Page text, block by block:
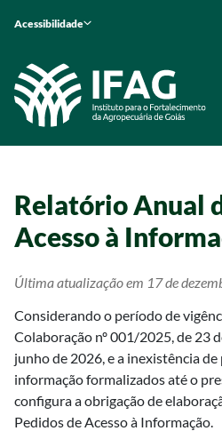
Acessibilidade
Relatório Anual
Acesso à
Última atualização em 17 de
Considerando o período de
Colaboração nº 001/2025, de 23
junho de 2026, e a inexistência de
informação formalizados até o
configura a obrigação de
Pedidos de Acesso à Informação.